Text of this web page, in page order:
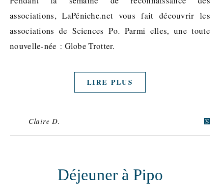
associations, LaPéniche.net vous fait découvrir les
associations de Sciences Po. Parmi elles, une toute
nouvelle-née : Globe Trotter.
LIRE PLUS
Claire D.
Déjeuner à Pipo